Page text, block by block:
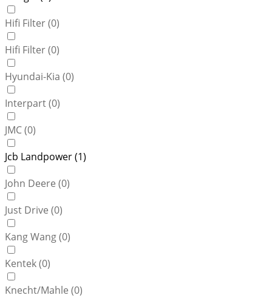
Hifi Filter (0)
Hifi Filter (0)
Hyundai-Kia (0)
Interpart (0)
JMC (0)
Jcb Landpower (1)
John Deere (0)
Just Drive (0)
Kang Wang (0)
Kentek (0)
Knecht/Mahle (0)